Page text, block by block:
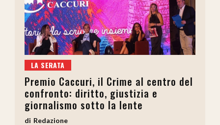
LA SERATA
Premio Caccuri, il Crime al centro del
confronto: diritto, giustizia e
giornalismo sotto la lente
Redazione